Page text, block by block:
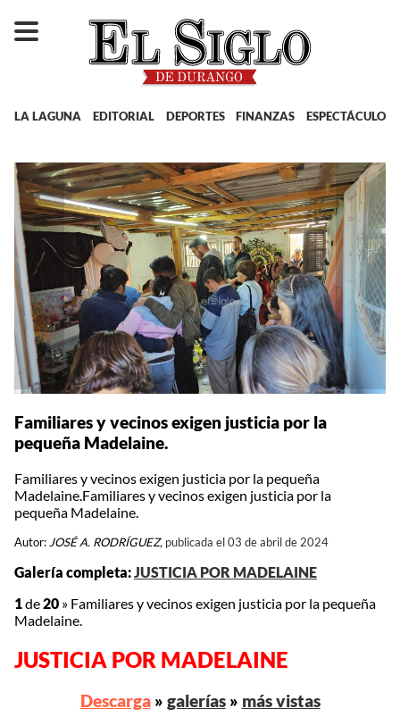
LA LAGUNA EDITORIAL DEPORTES FINANZAS ESPECTÁCULOS
Familiares y vecinos exigen justicia por la
pequeña Madelaine.
Familiares y vecinos exigen justicia por la pequeña
Madelaine.Familiares y vecinos exigen justicia por la
pequeña Madelaine.
Autor: JOSÉ A. RODRÍGUEZ, publicada el 03 de abril de 2024
Galería completa: JUSTICIA POR MADELAINE
1 de20 » Familiares y vecinos exigen justicia por la pequeña
Madelaine.
JUSTICIA POR MADELAINE
Descarga» galerías» más vistas